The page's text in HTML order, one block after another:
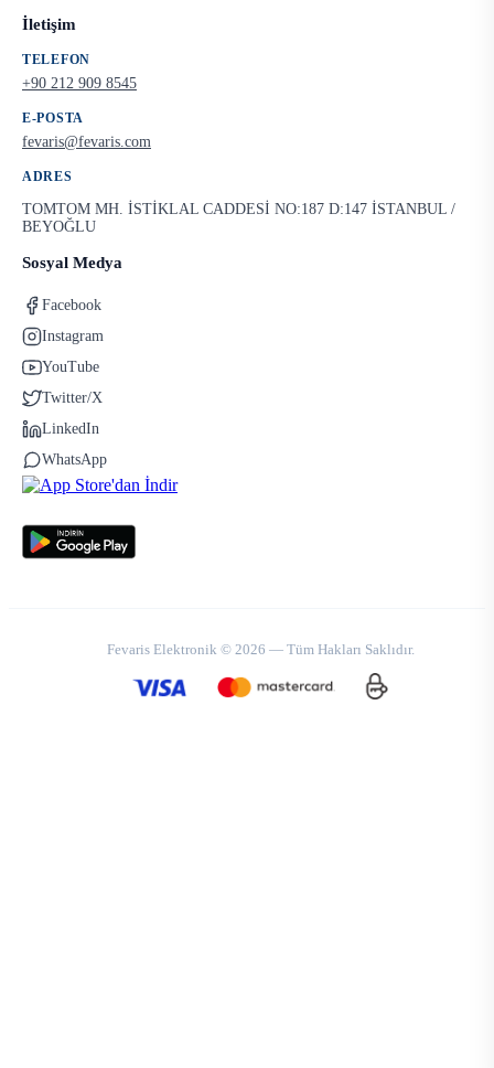
İletişim
TELEFON
+90 212 909 8545
E-POSTA
fevaris@fevaris.com
ADRES
TOMTOM MH. İSTİKLAL CADDESİ NO:187 D:147 İSTANBUL /
BEYOĞLU
Sosyal Medya
Facebook
Instagram
YouTube
Twitter/X
LinkedIn
WhatsApp
Fevaris Elektronik © 2026 — Tüm Hakları Saklıdır.